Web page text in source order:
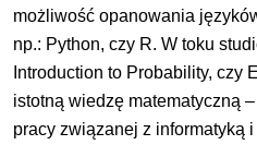
możliwość opanowania
np.: Python, czy R. W toku
Introduction to Probability, czy
istotną wiedzę matematyczną
pracy związanej z informatyką